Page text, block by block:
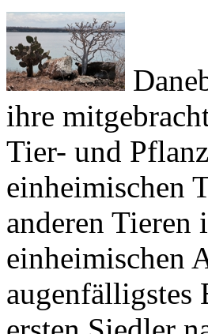
ihre
Tier- und
einheimischen
anderen
einheimischen
ersten Siedler
verwilderten